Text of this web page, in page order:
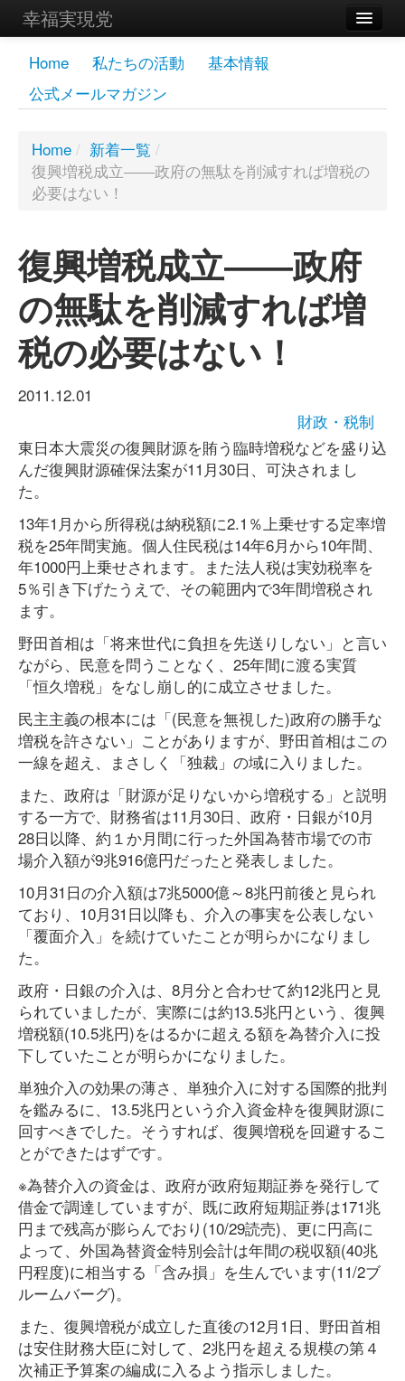
幸福実現党
メンバーズページ
党員
お問い合わせ
Home 私たちの活動
基本情報
公式メールマガジン
Home / 新着一覧 /
復興増税成立――政府の無駄を削減すれば増税の
必要はない！
復興増税成立――政府
の無駄を削減すれば増
税の必要はない！
2011.12.01
財政・税制
東日本大震災の復興財源を賄う臨時増税などを盛り込
んだ復興財源確保法案が11月30日、可決されまし
た。
13年1月から所得税は納税額に2.1％上乗せする定率増
税を25年間実施。個人住民税は14年6月から10年間、
年1000円上乗せされます。また法人税は実効税率を
5％引き下げたうえで、その範囲内で3年間増税され
ます。
野田首相は「将来世代に負担を先送りしない」と言い
ながら、民意を問うことなく、25年間に渡る実質
「恒久増税」をなし崩し的に成立させました。
民主主義の根本には「(民意を無視した)政府の勝手な
増税を許さない」ことがありますが、野田首相はこの
一線を超え、まさしく「独裁」の域に入りました。
また、政府は「財源が足りないから増税する」と説明
する一方で、財務省は11月30日、政府・日銀が10月
28日以降、約１か月間に行った外国為替市場での市
場介入額が9兆916億円だったと発表しました。
10月31日の介入額は7兆5000億～8兆円前後と見られ
ており、10月31日以降も、介入の事実を公表しない
「覆面介入」を続けていたことが明らかになりまし
た。
政府・日銀の介入は、8月分と合わせて約12兆円と見
られていましたが、実際には約13.5兆円という、復興
増税額(10.5兆円)をはるかに超える額を為替介入に投
下していたことが明らかになりました。
単独介入の効果の薄さ、単独介入に対する国際的批判
を鑑みるに、13.5兆円という介入資金枠を復興財源に
回すべきでした。そうすれば、復興増税を回避するこ
とができたはずです。
※為替介入の資金は、政府が政府短期証券を発行して
借金で調達していますが、既に政府短期証券は171兆
円まで残高が膨らんでおり(10/29読売)、更に円高に
よって、外国為替資金特別会計は年間の税収額(40兆
円程度)に相当する「含み損」を生んでいます(11/2ブ
ルームバーグ)。
また、復興増税が成立した直後の12月1日、野田首相
は安住財務大臣に対して、2兆円を超える規模の第４
次補正予算案の編成に入るよう指示しました。